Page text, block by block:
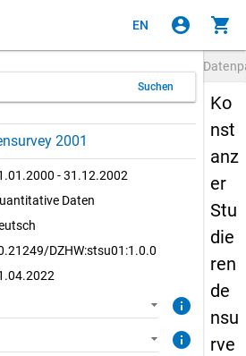
EN account_circle shopping_cart
Suchen
2001
- 31.12.2002
Daten
DZHW:stsu01:1.0.0
info
info
Ko
nst
anz
er
Stu
die
ren
de
nsu
rve